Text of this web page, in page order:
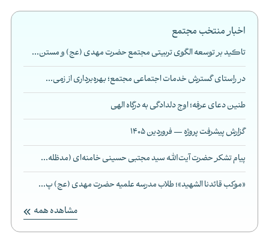
اخبار منتخب مجتمع
تاکید بر توسعه الگوی تربیتی مجتمع حضرت مهدی (عج) و مستن...
در راستای گسترش خدمات اجتماعی مجتمع؛ بهره‌برداری از زمی...
طنین دعای عرفه؛ اوج دلدادگی به درگاه الهی
گزارش پیشرفت پروژه — فروردین 1405
پیام تشکر حضرت آیت‌الله سید مجتبی حسینی خامنه‌ای (مدظله...
«موکب قائدنا الشهید»؛ طلاب مدرسه علمیه حضرت مهدی (عج) پ...
مشاهده همه